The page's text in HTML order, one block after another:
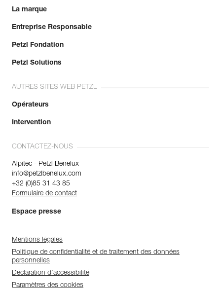
La marque
Entreprise Responsable
Petzl Fondation
Petzl Solutions
AUTRES SITES WEB PETZL
Opérateurs
Intervention
CONTACTEZ-NOUS
Alpitec - Petzl Benelux
info@petzlbenelux.com
+32 (0)85 31 43 85
Formulaire de contact
Espace presse
Mentions légales
Politique de confidentialité et de traitement des données
personnelles
Déclaration d'accessibilité
Paramètres des cookies